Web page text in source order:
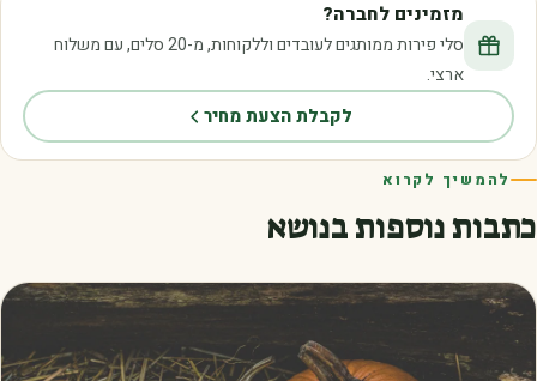
מזמינים לחברה?
סלי פירות ממותגים לעובדים וללקוחות, מ-20 סלים, עם משלוח
ארצי.
לקבלת הצעת מחיר
להמשיך לקרוא
כתבות נוספות בנושא